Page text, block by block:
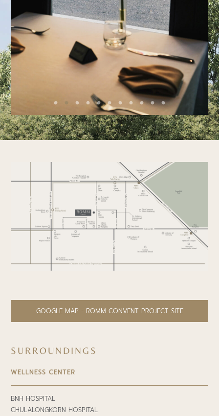
GOOGLE MAP - ROMM CONVENT PROJECT SITE
SURROUNDINGS
WELLNESS CENTER
BNH HOSPITAL
CHULALONGKORN HOSPITAL